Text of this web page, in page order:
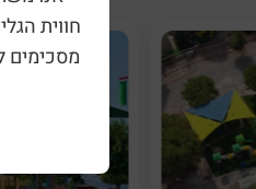
חווית
מסכימים